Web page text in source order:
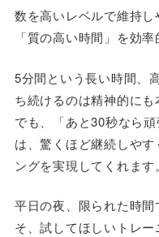
数を高いレベルで維持
「質の高い時間」を効
5分間という長い時間、
ち続けるのは精神的にも
でも、「あと30秒なら
は、驚くほど継続しや
ングを実現してくれます。
平日の夜、限られた時
そ、試してほしいトレー